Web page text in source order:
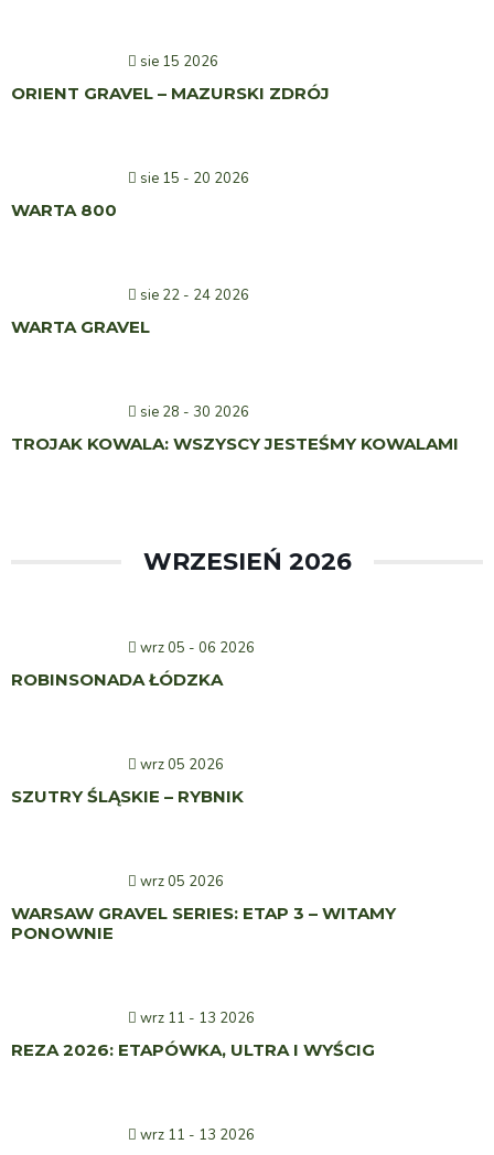
sie 15 2026
ORIENT GRAVEL – MAZURSKI ZDRÓJ
sie 15 - 20 2026
WARTA 800
sie 22 - 24 2026
WARTA GRAVEL
sie 28 - 30 2026
TROJAK KOWALA: WSZYSCY JESTEŚMY KOWALAMI
WRZESIEŃ 2026
wrz 05 - 06 2026
ROBINSONADA ŁÓDZKA
wrz 05 2026
SZUTRY ŚLĄSKIE – RYBNIK
wrz 05 2026
WARSAW GRAVEL SERIES: ETAP 3 – WITAMY
PONOWNIE
wrz 11 - 13 2026
REZA 2026: ETAPÓWKA, ULTRA I WYŚCIG
wrz 11 - 13 2026